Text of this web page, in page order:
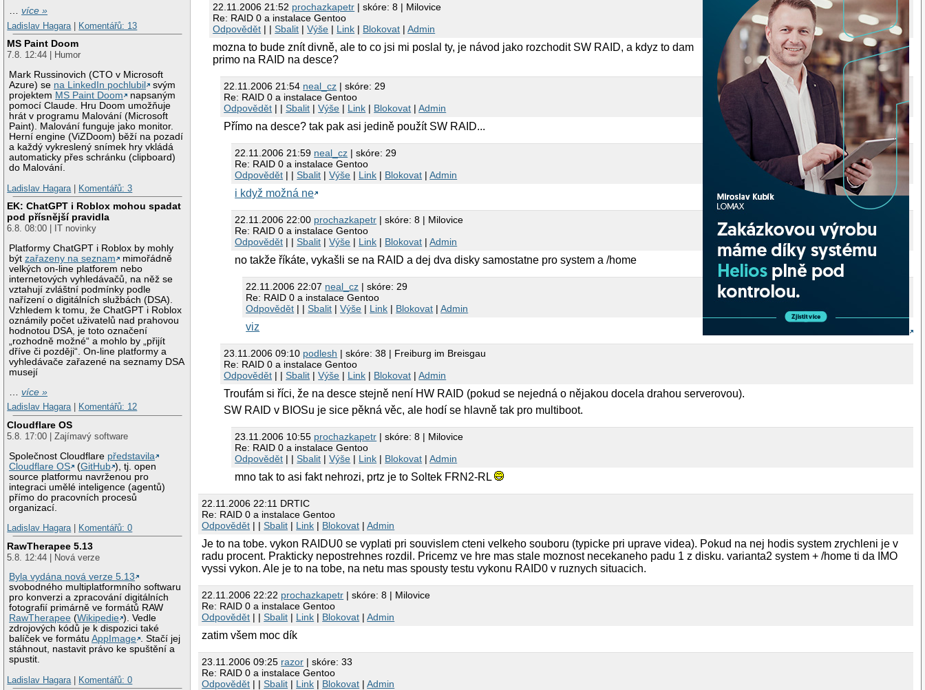
…více »
Ladislav Hagara
Komentářů: 13
MS Paint Doom
7.8. 12:44 | Humor
Mark Russinovich (CTO v Microsoft
Azure) se na LinkedIn pochlubil
svým
projektem MS Paint Doom
napsaným
pomocí Claude. Hru Doom umožňuje
hrát v programu Malování (Microsoft
Paint). Malování funguje jako monitor.
Herní engine (ViZDoom) běží na pozadí
a každý vykreslený snímek hry vkládá
automaticky přes schránku (clipboard)
do Malování.
Ladislav Hagara
Komentářů: 3
EK: ChatGPT i Roblox mohou spadat
pod přísnější pravidla
6.8. 08:00 | IT novinky
Platformy ChatGPT i Roblox by mohly
býtzařazeny na seznam
mimořádně
velkých on-line platforem nebo
internetových vyhledávačů, na něž se
vztahují zvláštní podmínky podle
nařízení o digitálních službách (DSA).
Vzhledem k tomu, že ChatGPT i Roblox
oznámily počet uživatelů nad prahovou
hodnotou DSA, je toto označení
„rozhodně možné“ a mohlo by „přijít
dříve či později“. On-line platformy a
vyhledávače zařazené na seznamy DSA
musejí
…více »
Ladislav Hagara| Komentářů: 12
Cloudflare OS
5.8. 17:00 | Zajímavý software
Společnost Cloudflare představila
Cloudflare OS
(GitHub ), tj. open
source platformu navrženou pro
integraci umělé inteligence (agentů)
přímo do pracovních procesů
organizací.
Ladislav Hagara| Komentářů: 0
RawTherapee 5.13
5.8. 12:44 | Nová verze
Byla vydána nová verze 5.13
svobodného multiplatformního softwaru
pro konverzi a zpracování digitálních
fotografií primárně ve formátů RAW
RawTherapee (Wikipedie ). Vedle
zdrojových kódů je k dispozici také
balíček ve formátuAppImage . Stačí jej
stáhnout, nastavit právo ke spuštění a
spustit.
Ladislav Hagara| Komentářů: 0
22.11.2006 21:52 prochazkapetr | skóre: 8 | Milovice
Re: RAID 0 a instalace Gentoo
Odpovědět | |Sbalit |Výše | Link | Blokovat |Admin
mozna to bude znít divně, ale to co jsi mi poslal ty, je návod jako rozchodit SW RAID, a kdyz to dam
primo na RAID na desce?
22.11.2006 21:54 neal_cz | skóre: 29
Re: RAID 0 a instalace Gentoo
Odpovědět | |Sbalit |Výše | Link | Blokovat |Admin
Přímo na desce? tak pak asi jedině použít SW RAID...
22.11.2006 21:59 neal_cz | skóre: 29
Re: RAID 0 a instalace Gentoo
Odpovědět | |Sbalit |Výše | Link | Blokovat |Admin
i když možná ne
22.11.2006 22:00 prochazkapetr | skóre: 8 | Milovice
Re: RAID 0 a instalace Gentoo
Odpovědět | |Sbalit |Výše | Link | Blokovat |Admin
no takže říkáte, vykašli se na RAID a dej dva disky samostatne pro system a /home
22.11.2006 22:07 neal_cz | skóre: 29
Re: RAID 0 a instalace Gentoo
Odpovědět | |Sbalit |Výše | Link | Blokovat |Admin
viz
23.11.2006 09:10 podlesh | skóre: 38 | Freiburg im Breisgau
Re: RAID 0 a instalace Gentoo
Odpovědět | |Sbalit |Výše | Link | Blokovat |Admin
Troufám si říci, že na desce stejně není HW RAID (pokud se nejedná o nějakou docela drahou serverovou).
SW RAID v BIOSu je sice pěkná věc, ale hodí se hlavně tak pro multiboot.
23.11.2006 10:55 prochazkapetr | skóre: 8 | Milovice
Re: RAID 0 a instalace Gentoo
Odpovědět | |Sbalit |Výše | Link | Blokovat |Admin
mno tak to asi fakt nehrozi, prtz je to Soltek FRN2-RL
22.11.2006 22:11 DRTIC
Re: RAID 0 a instalace Gentoo
Odpovědět | |Sbalit | Link | Blokovat |Admin
Je to na tobe. vykon RAIDU0 se vyplati pri souvislem cteni velkeho souboru (typicke pri uprave videa). Pokud na nej hodis system zrychleni je v
radu procent. Prakticky nepostrehnes rozdil. Pricemz ve hre mas stale moznost necekaneho padu 1 z disku. varianta2 system + /home ti da IMO
vyssi vykon. Ale je to na tobe, na netu mas spousty testu vykonu RAID0 v ruznych situacich.
22.11.2006 22:22 prochazkapetr | skóre: 8 | Milovice
Re: RAID 0 a instalace Gentoo
Odpovědět | |Sbalit | Link | Blokovat |Admin
zatim všem moc dík
23.11.2006 09:25 razor | skóre: 33
Re: RAID 0 a instalace Gentoo
Odpovědět | |Sbalit | Link | Blokovat |Admin